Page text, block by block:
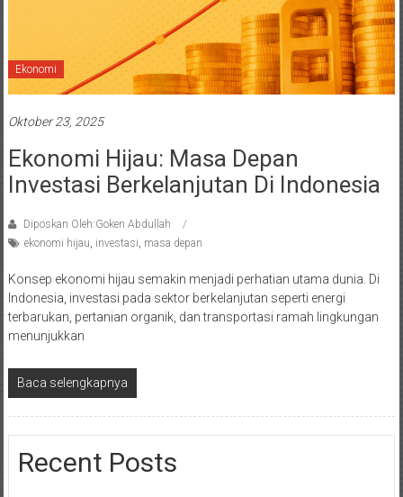
Ekonomi
Oktober 23, 2025
Ekonomi Hijau: Masa Depan
Investasi Berkelanjutan Di Indonesia
Diposkan Oleh:Goken Abdullah
ekonomi hijau investasi masa depan
Konsep ekonomi hijau semakin menjadi perhatian utama dunia. Di
Indonesia, investasi pada sektor berkelanjutan seperti energi
terbarukan, pertanian organik, dan transportasi ramah lingkungan
menunjukkan
Baca selengkapnya
Recent Posts